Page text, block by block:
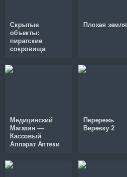
Скрытые
объекты:
пиратские
сокровища
Плохая земля
Медицинский
Магазин —
Кассовый
Аппарат Аптеки
Перережь
Веревку 2